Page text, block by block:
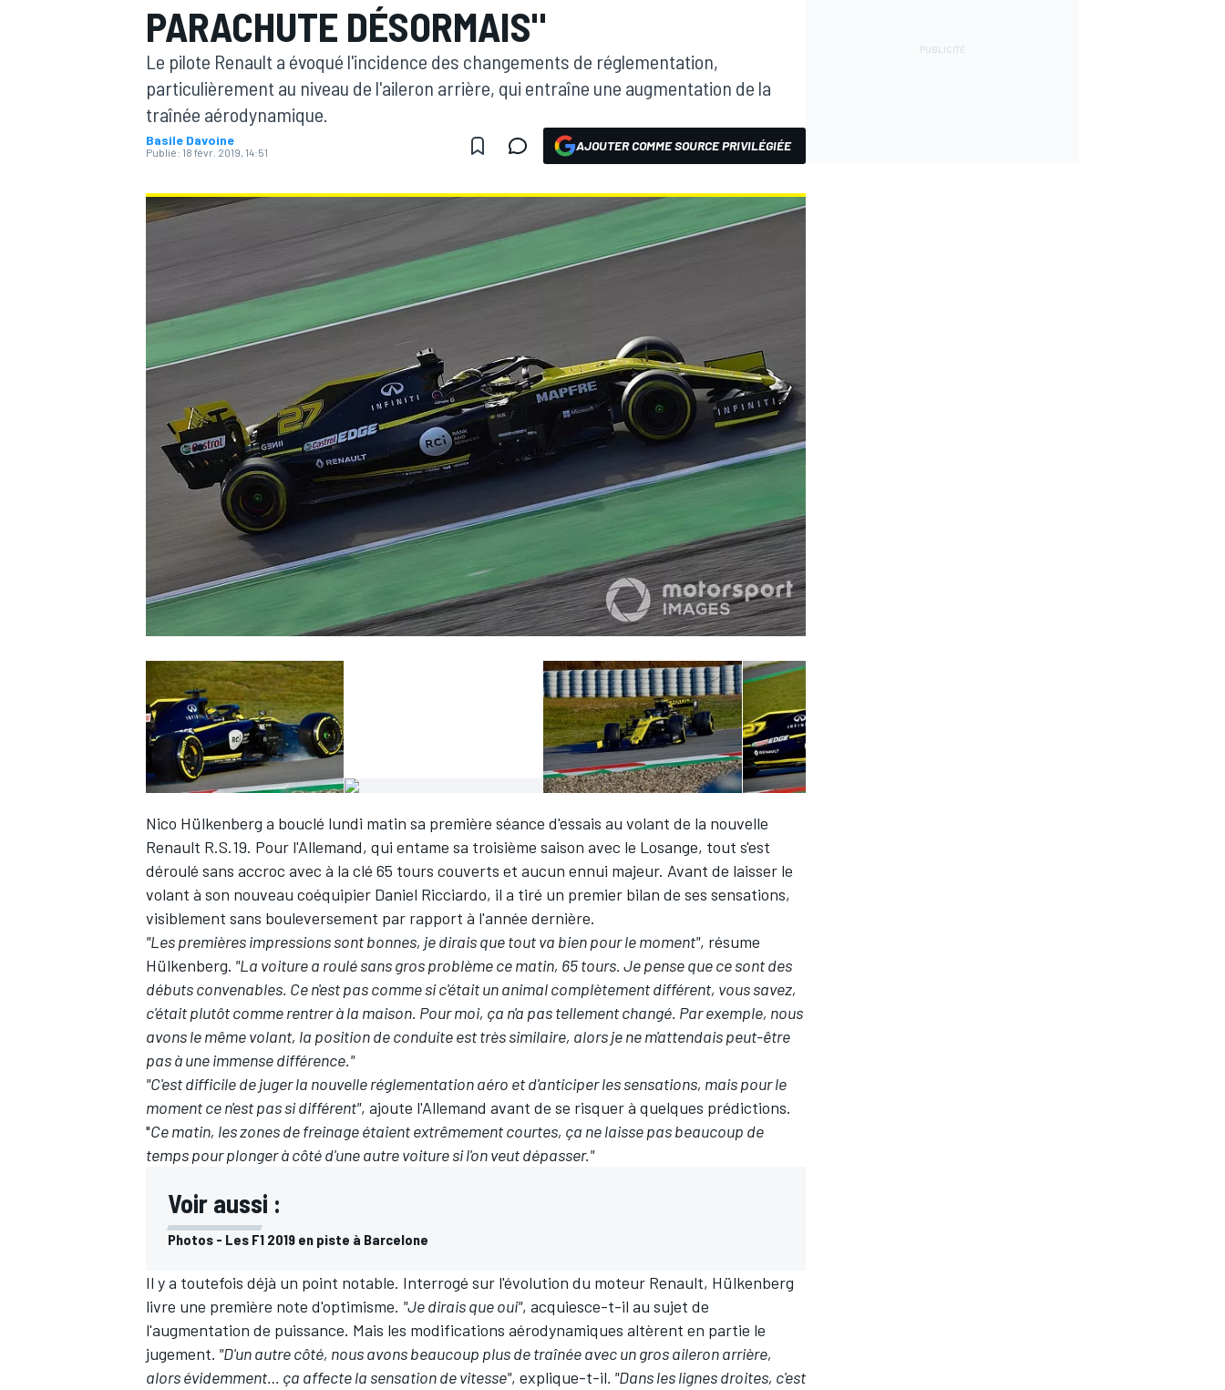
MOTOGP
WRC
WEC
PARACHUTE DÉSORMAIS"
Le pilote Renault a évoqué l'incidence des changements de réglementation,
particulièrement au niveau de l'aileron arrière, qui entraîne une augmentation de la
traînée aérodynamique.
Basile Davoine
Publié: 18 févr. 2019, 14:51 AJOUTER COMME SOURCE PRIVILÉGIÉE
Nico Hülkenberg a bouclé lundi matin sa première séance d'essais au volant de la nouvelle
Renault R.S.19. Pour l'Allemand, qui entame sa troisième saison avec le Losange, tout s'est
déroulé sans accroc avec à la clé 65 tours couverts et aucun ennui majeur. Avant de laisser le
volant à son nouveau coéquipier Daniel Ricciardo, il a tiré un premier bilan de ses sensations,
visiblement sans bouleversement par rapport à l'année dernière.
"Les premières impressions sont bonnes, je dirais que tout va bien pour le moment", résume
Hülkenberg. "La voiture a roulé sans gros problème ce matin, 65 tours. Je pense que ce sont des
débuts convenables. Ce n'est pas comme si c'était un animal complètement différent, vous savez,
c'était plutôt comme rentrer à la maison. Pour moi, ça n'a pas tellement changé. Par exemple, nous
avons le même volant, la position de conduite est très similaire, alors je ne m'attendais peut-être
pas à une immense différence."
"C'est difficile de juger la nouvelle réglementation aéro et d'anticiper les sensations, mais pour le
moment ce n'est pas si différent", ajoute l'Allemand avant de se risquer à quelques prédictions.
"Ce matin, les zones de freinage étaient extrêmement courtes, ça ne laisse pas beaucoup de
temps pour plonger à côté d'une autre voiture si l'on veut dépasser."
Voir aussi :
Photos - Les F1 2019 en piste à Barcelone
Il y a toutefois déjà un point notable. Interrogé sur l'évolution du moteur Renault, Hülkenberg
livre une première note d'optimisme. "Je dirais que oui", acquiesce-t-il au sujet de
l'augmentation de puissance. Mais les modifications aérodynamiques altèrent en partie le
jugement. "D'un autre côté, nous avons beaucoup plus de traînée avec un gros aileron arrière,
alors évidemment… ça affecte la sensation de vitesse", explique-t-il. "Dans les lignes droites, c'est